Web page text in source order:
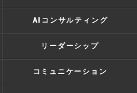
AIコンサルティング
リーダーシップ
コミュニケーション